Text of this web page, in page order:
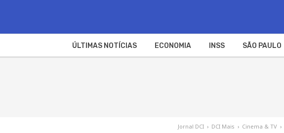
ÚLTIMAS NOTÍCIAS ECONOMIA INSS SÃO PAULO
Jornal DCI › DCI Mais › Cinema & TV ›